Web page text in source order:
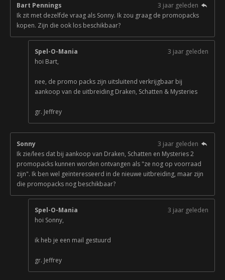
Bart Pennings
3 jaar geleden
Ik zit met dezelfde vraag als Sonny. Ik zou graag de promopacks
kopen. Zijn die ook los beschikbaar?
Spel-O-Mania
3 jaar geleden
hoi Bart,
nee, de promo packs zijn uitsluitend verkrijgbaar bij
aankoop van de uitbreiding Draken, Schatten & Mysteries
gr. Jeffrey
Sonny
3 jaar geleden
Ik zie/lees dat bij aankoop van Draken, Schatten en Mysteries 2
promopacks kunnen worden ontvangen als "ze nog op voorraad
zijn". Ik ben wel geïnteresseerd in de nieuwe uitbreiding, maar zijn
die promopacks nog beschikbaar?
Spel-O-Mania
3 jaar geleden
hoi Sonny,
ik heb je een mail gestuurd
gr. Jeffrey